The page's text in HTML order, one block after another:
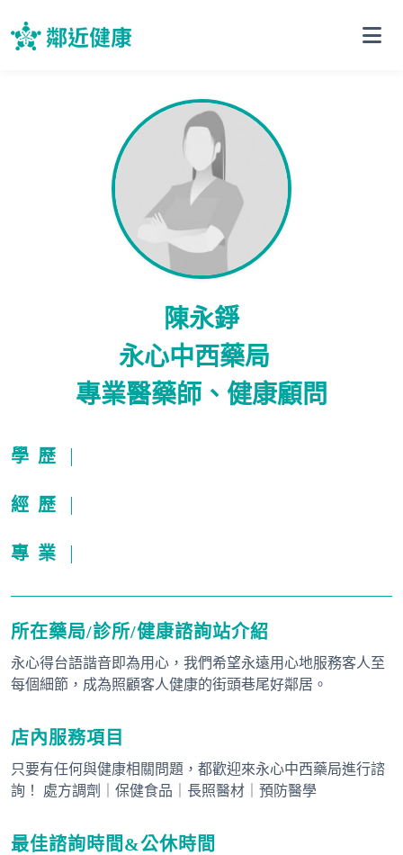
陳永錚
永心中西藥局
專業醫藥師、健康顧問
學歷
經歷
專業
所在藥局/診所/健康諮詢站介紹
永心得台語諧音即為用心，我們希望永遠用心地服務客人至
每個細節，成為照顧客人健康的街頭巷尾好鄰居。
店內服務項目
只要有任何與健康相關問題，都歡迎來永心中西藥局進行諮
詢！ 處方調劑｜保健食品｜長照醫材｜預防醫學
最佳諮詢時間&公休時間